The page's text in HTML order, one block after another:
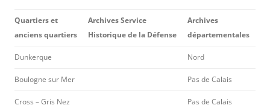
Quartiers et
anciens quartiers
Archives Service
Historique de la Défense
Archives
départementales
Dunkerque Nord
Boulogne sur Mer Pas de Calais
Cross – Gris Nez Pas de Calais